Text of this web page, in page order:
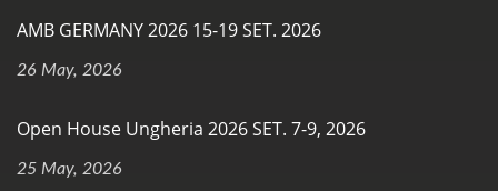
AMB GERMANY 2026 15-19 SET. 2026
26 May, 2026
Open House Ungheria 2026 SET. 7-9, 2026
25 May, 2026